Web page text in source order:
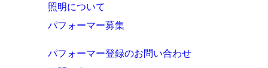
照明について
パフォーマー募集
パフォーマー登録のお問い合わせ